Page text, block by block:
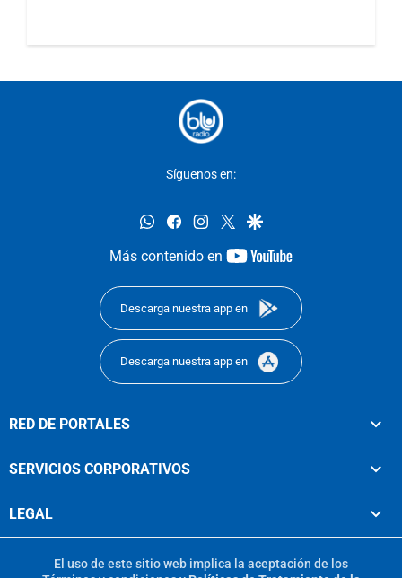
Síguenos en:
whatsappfacebookinstagram
twittergoogle
Más contenido en
youtube-
Descarga nuestra app en
Descarga nuestra app en
RED DE PORTALES
SERVICIOS CORPORATIVOS
LEGAL
El uso de este sitio web implica la aceptación de los